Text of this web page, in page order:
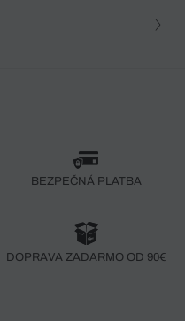
BEZPEČNÁ PLATBA
DOPRAVA ZADARMO OD 90€